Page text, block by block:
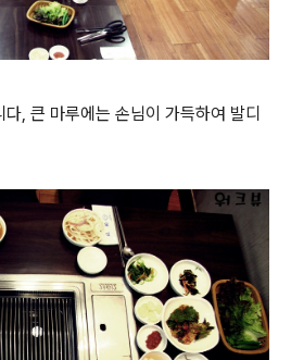
, 큰 마루에는 손님이 가득하여 발디